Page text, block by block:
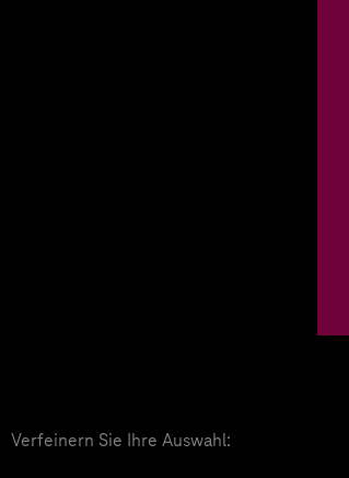
Verfeinern Sie Ihre Auswahl: